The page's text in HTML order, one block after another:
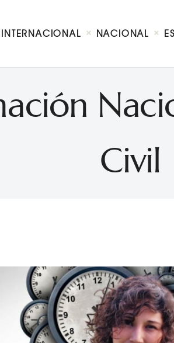
INTERNACIONAL NACIONAL
Civil
Nacional
Especial
Contacto